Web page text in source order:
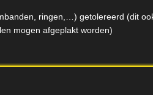
ringen,…) getolereerd (dit
mogen afgeplakt worden)